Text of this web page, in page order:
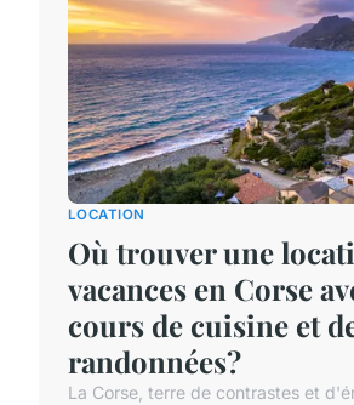
LOCATION
Où trouver une
vacances en Corse
cours de cuisine et
randonnées?
La Corse, terre de contrastes et